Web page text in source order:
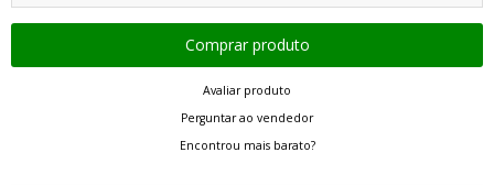
Avaliar produto
Perguntar ao vendedor
Encontrou mais barato?